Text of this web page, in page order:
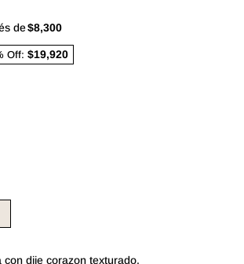
de$8,300
Off: $19,920
con dije corazon texturado.